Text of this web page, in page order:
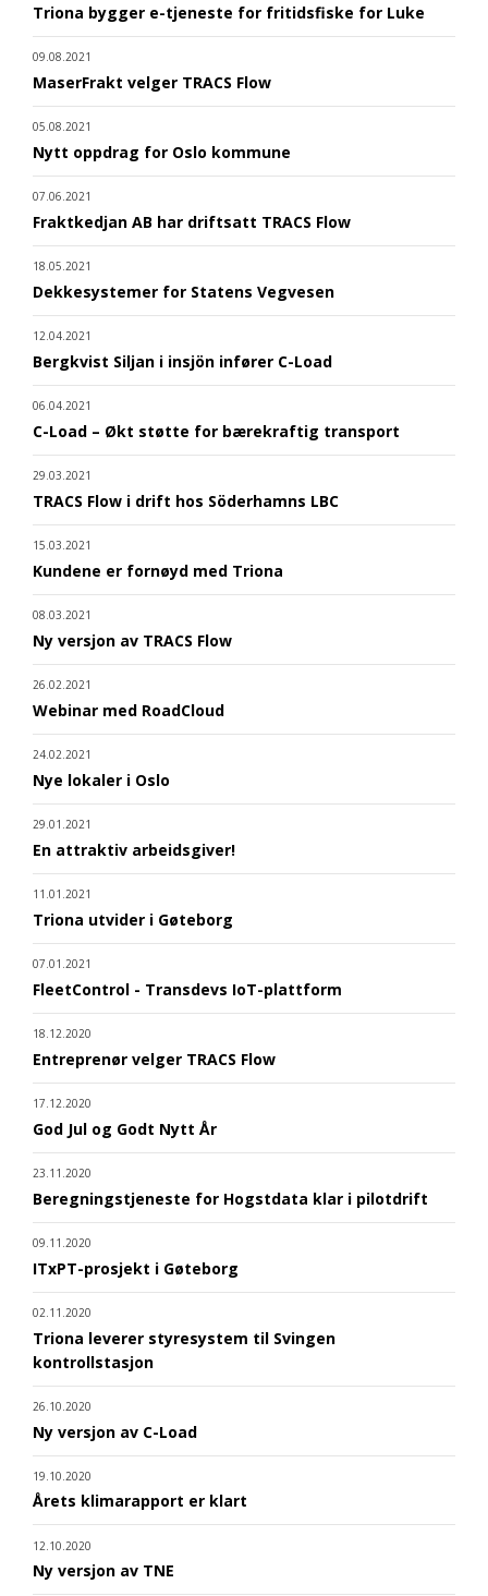
Triona bygger e-tjeneste for fritidsfiske for Luke
09.08.2021
MaserFrakt velger TRACS Flow
05.08.2021
Nytt oppdrag for Oslo kommune
07.06.2021
Fraktkedjan AB har driftsatt TRACS Flow
18.05.2021
Dekkesystemer for Statens Vegvesen
12.04.2021
Bergkvist Siljan i insjön infører C-Load
06.04.2021
C-Load – Økt støtte for bærekraftig transport
29.03.2021
TRACS Flow i drift hos Söderhamns LBC
15.03.2021
Kundene er fornøyd med Triona
08.03.2021
Ny versjon av TRACS Flow
26.02.2021
Webinar med RoadCloud
24.02.2021
Nye lokaler i Oslo
29.01.2021
En attraktiv arbeidsgiver!
11.01.2021
Triona utvider i Gøteborg
07.01.2021
FleetControl - Transdevs IoT-plattform
18.12.2020
Entreprenør velger TRACS Flow
17.12.2020
God Jul og Godt Nytt År
23.11.2020
Beregningstjeneste for Hogstdata klar i pilotdrift
09.11.2020
ITxPT-prosjekt i Gøteborg
02.11.2020
Triona leverer styresystem til Svingen
kontrollstasjon
26.10.2020
Ny versjon av C-Load
19.10.2020
Årets klimarapport er klart
12.10.2020
Ny versjon av TNE